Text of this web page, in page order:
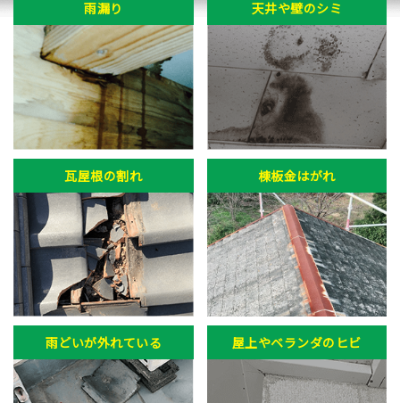
雨漏り 天井や壁のシミ
瓦屋根の割れ 棟板金はがれ
雨どいが外れている 屋上やベランダのヒビ